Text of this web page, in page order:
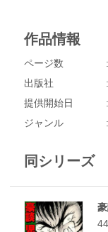
ら救い出し、つい
作品情報
ページ数
出版社
提供開始日
ジャンル
同シリーズ